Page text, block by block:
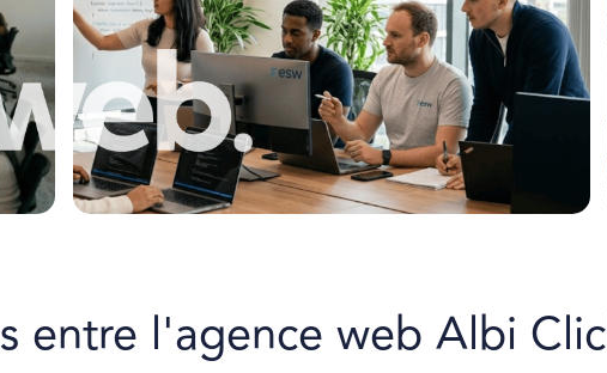
entre l'agence web Albi